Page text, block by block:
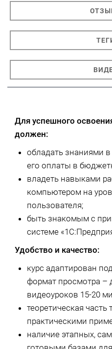
Для успешного
должен:
обладать знаниями в
его оплаты в
владеть навыками
компьютером на
пользователя;
быть знакомым с
системе
Удобство и качество:
курс адаптирован
формат просмотра –
видеоуроков 15-20
теоретическая часть
практическими
наличие этапных,